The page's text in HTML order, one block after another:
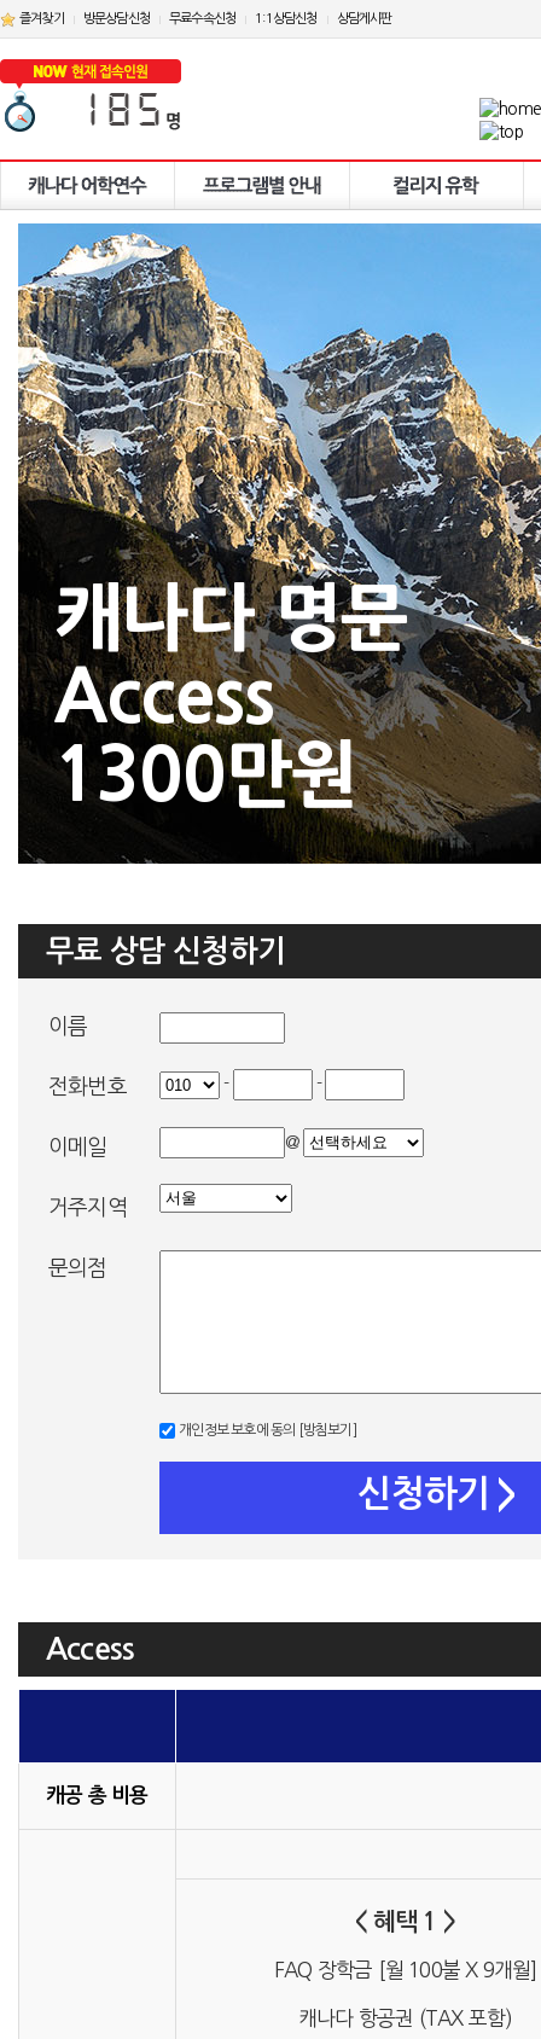
즐겨찾기 방문상담신청 무료수속신청 1:1상담신청 상담게시판
캐나다 명문
Access
1300만원
무료 상담 신청하기
- -
@
개인정보 보호에 동의 [방침보기]
신청하기 >
이름
전화번호
이메일
거주지역
문의점
Access
캐공 총 비용
< 혜택 1 >
FAQ 장학금 [월 100불 X 9개월]
캐나다 항공권 (TAX 포함)